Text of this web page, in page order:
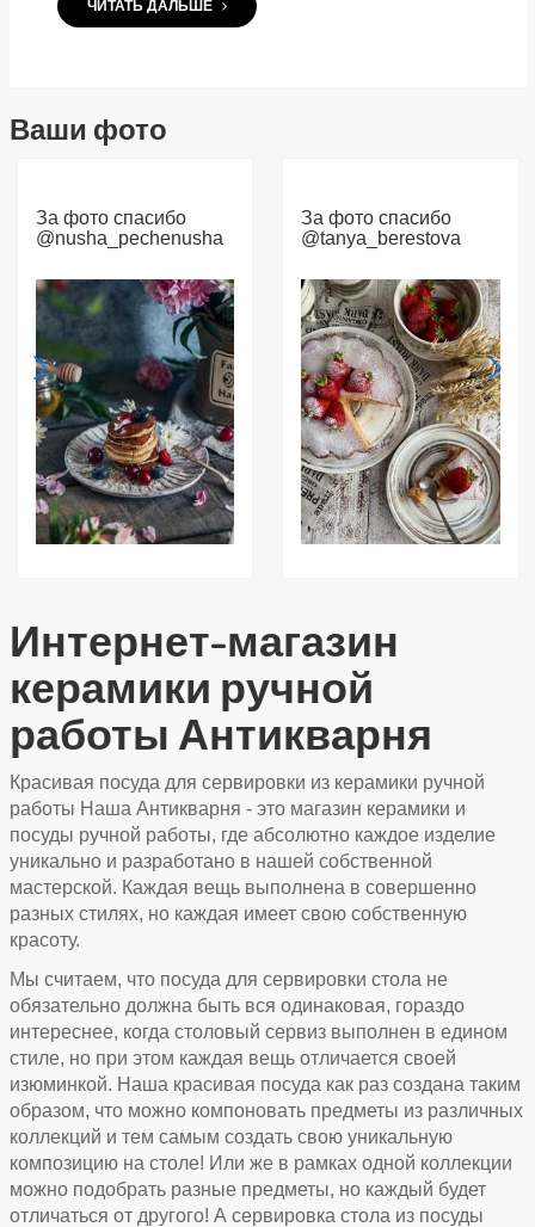
ЧИТАТЬ ДАЛЬШЕ
Ваши фото
За фото спасибо
@nusha_pechenusha
За фото спасибо
@tanya_berestova
Интернет-магазин
керамики ручной
работы Антикварня
Красивая посуда для сервировки из керамики ручной
работы Наша Антикварня - это магазин керамики и
посуды ручной работы, где абсолютно каждое изделие
уникально и разработано в нашей собственной
мастерской. Каждая вещь выполнена в совершенно
разных стилях, но каждая имеет свою собственную
красоту.
Мы считаем, что посуда для сервировки стола не
обязательно должна быть вся одинаковая, гораздо
интереснее, когда столовый сервиз выполнен в едином
стиле, но при этом каждая вещь отличается своей
изюминкой. Наша красивая посуда как раз создана таким
образом, что можно компоновать предметы из различных
коллекций и тем самым создать свою уникальную
композицию на столе! Или же в рамках одной коллекции
можно подобрать разные предметы, но каждый будет
отличаться от другого! А сервировка стола из посуды